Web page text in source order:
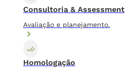
Consultoria & Assessment
Avaliação e planejamento.
Homologação